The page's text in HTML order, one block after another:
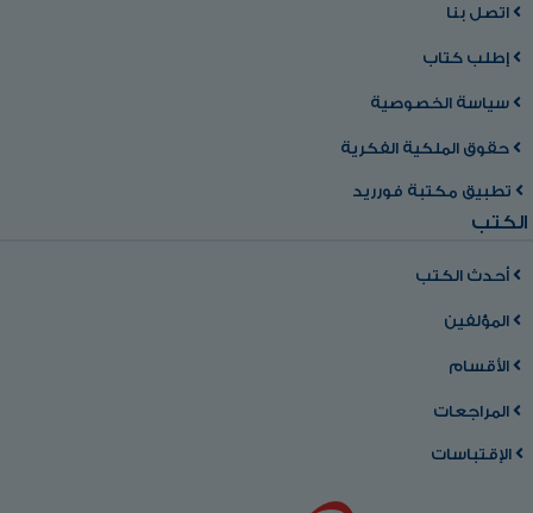
اتصل بنا
إطلب كتاب
سياسة الخصوصية
حقوق الملكية الفكرية
تطبيق مكتبة فورريد
الكتب
أحدث الكتب
المؤلفين
الأقسام
المراجعات
الإقتباسات